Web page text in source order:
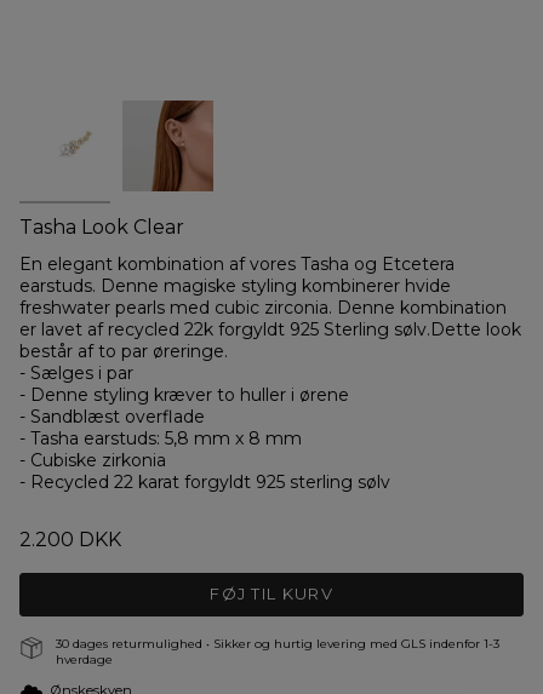
Tasha Look Clear
En elegant kombination af vores Tasha og Etcetera
earstuds. Denne magiske styling kombinerer hvide
freshwater pearls med cubic zirconia. Denne kombination
er lavet af recycled 22k forgyldt 925 Sterling sølv.Dette look
består af to par øreringe.
- Sælges i par
- Denne styling kræver to huller i ørene
- Sandblæst overflade
- Tasha earstuds: 5,8 mm x 8 mm
- Cubiske zirkonia
- Recycled 22 karat forgyldt 925 sterling sølv
2.200 DKK
FØJ TIL KURV
30 dages returmulighed • Sikker og hurtig levering med GLS indenfor 1-3
hverdage